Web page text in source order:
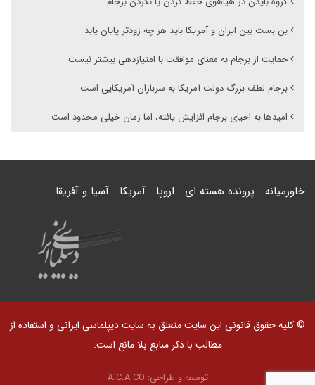
بن بست بین ایران و آمریکا باید هر چه زودتر پایان یابد
حمایت از برجام به معنای موافقت با امتیازدهی بیشتر نیست
برجام لطف بزرگ دولت آمریکا به سربازان آمریکایی است
امیدها به احیای برجام افزایش یافته، اما زمان خیلی محدود است
خاورمیانه پرونده هسته ای اروپا آمریکا آسیا و آفریقا
© کلیه حقوق قانونی این سایت متعلق به سایت دیپلماسی ایرانی و استفاده از
مطالب با ذکر منابع بلا مانع است.
توسعه و طراحی: A.C.A CO